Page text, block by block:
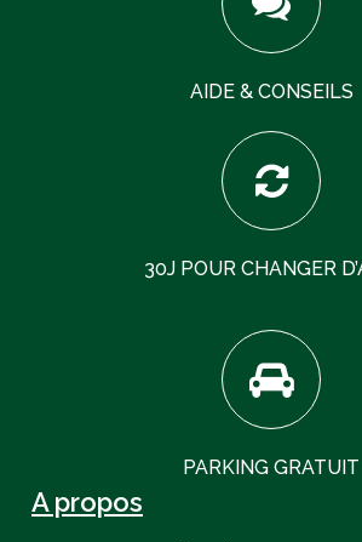
AIDE & CONSEILS
30J POUR CHANGER
PARKING GRATUIT
A propos